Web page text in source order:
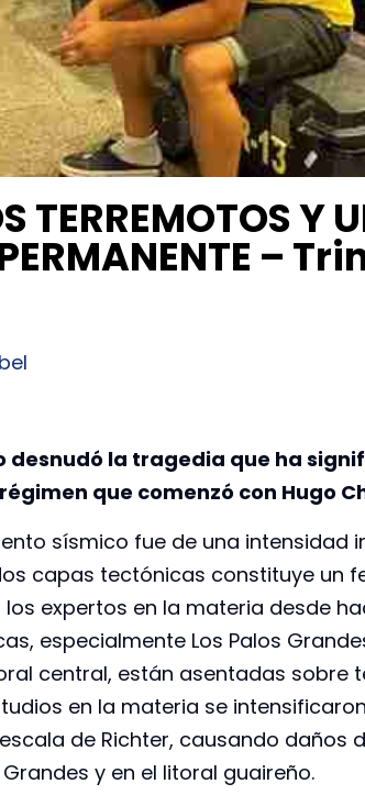
TERREMOTOS Y
–
desnudó la tragedia que ha
que comenzó con Hugo
sísmico fue de una intensidad
capas tectónicas constituye un
los expertos en la materia desde
especialmente Los Palos
central, están asentadas sobre
en la materia se
de Richter, causando daños
y en el litoral guaireño.